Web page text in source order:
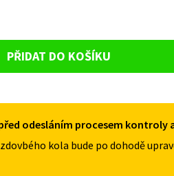
PŘIDAT DO KOŠÍKU
odesláním procesem kontroly
kola bude po dohodě